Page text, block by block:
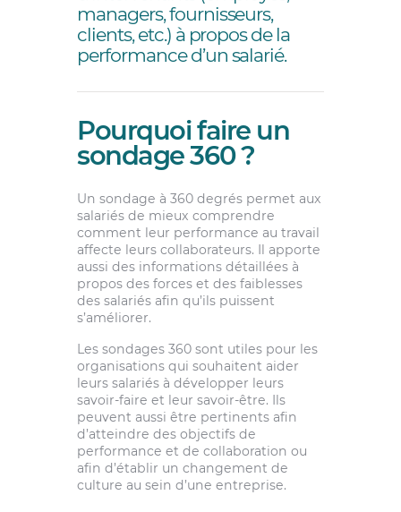
managers, fournisseurs,
clients, etc.) à propos de la
performance d’un salarié.
Pourquoi faire un
sondage 360 ?
Un sondage à 360 degrés permet aux
salariés de mieux comprendre
comment leur performance au travail
affecte leurs collaborateurs. Il apporte
aussi des informations détaillées à
propos des forces et des faiblesses
des salariés afin qu’ils puissent
s’améliorer.
Les sondages 360 sont utiles pour les
organisations qui souhaitent aider
leurs salariés à développer leurs
savoir-faire et leur savoir-être. Ils
peuvent aussi être pertinents afin
d’atteindre des objectifs de
performance et de collaboration ou
afin d’établir un changement de
culture au sein d’une entreprise.